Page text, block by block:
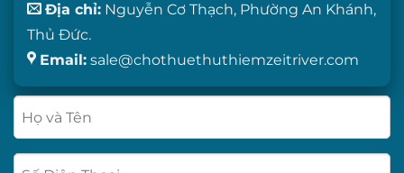
Địa chỉ: Nguyễn Cơ Thạch, Phường An Khánh,
Thủ Đức.
Email: sale@chothuethuthiemzeitriver.com